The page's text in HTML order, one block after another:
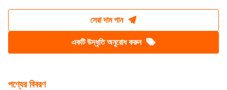
সেরা দাম পান
একটি উদ্ধৃতি অনুরোধ করুন
পণ্যের বিবরণ